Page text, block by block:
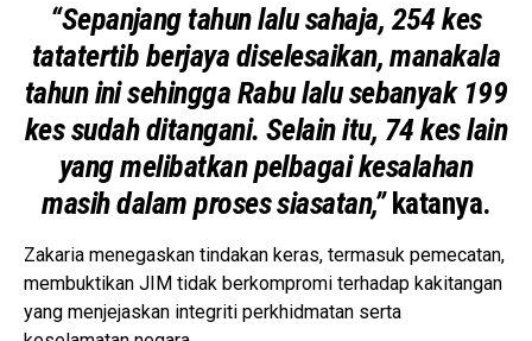
“Sepanjang tahun lalu sahaja, 254 kes
tatatertib berjaya diselesaikan, manakala
tahun ini sehingga Rabu lalu sebanyak 199
kes sudah ditangani. Selain itu, 74 kes lain
yang melibatkan pelbagai kesalahan
masih dalam proses siasatan,”katanya.
Zakaria menegaskan tindakan keras, termasuk pemecatan,
membuktikan JIM tidak berkompromi terhadap kakitangan
yang menjejaskan integriti perkhidmatan serta